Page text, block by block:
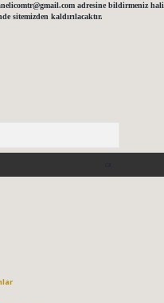
adresine bildirmeniz
sitemizden kaldırılacaktır.